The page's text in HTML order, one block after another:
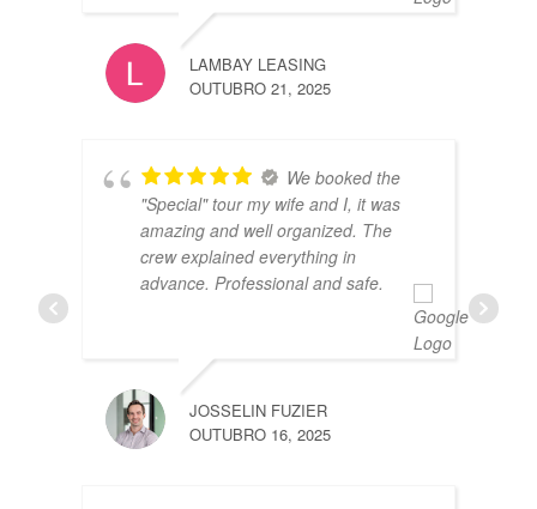
LAMBAY LEASING
OUTUBRO 21, 2025
We booked the
"Special" tour my wife and I, it was
amazing and well organized. The
crew explained everything in
advance. Professional and safe.
JOSSELIN FUZIER
OUTUBRO 16, 2025